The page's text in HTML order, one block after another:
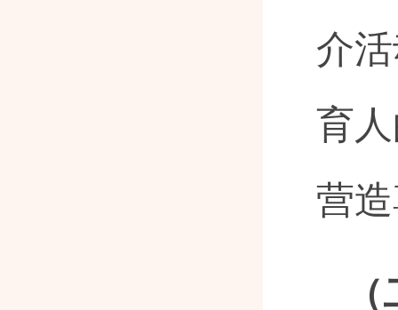
介
育
营